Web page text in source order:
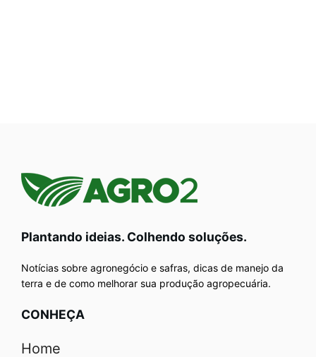
Plantando ideias. Colhendo soluções.
Notícias sobre agronegócio e safras, dicas de manejo da
terra e de como melhorar sua produção agropecuária.
CONHEÇA
Home